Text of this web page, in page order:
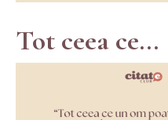
Tot ceea ce...